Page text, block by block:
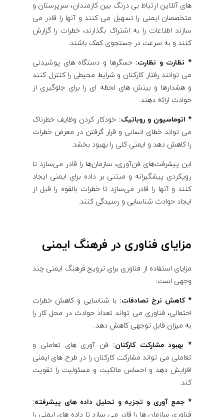
های آنلاین ارتباط بی درنگ بین کارمندان، سرپرستان و
متخصصان ایمنی را تسهیل می کنند و آنها را قادر می
سازند اطلاعات را به اشتراک بگذارند، خطرات را گزارش
کنند و به سرعت در جستجوی کمک باشند.
* نظارت و نظارت: حسگرها و دستگاه های پوشیدنی
می توانند رفتار کارکنان و شرایط محیطی را کنترل کنند
و هشدارها و بینش های لحظه ای را برای جلوگیری از
حوادث ارائه دهند.
* اتوماسیون و روباتیک: خودکار کردن وظایف خطرناک
می تواند خطای انسانی و قرار گرفتن در معرض خطرات
را کاهش دهد و ایمنی کلی را بهبود بخشد.
این پیشرفت‌های فن‌آوری، سازمان‌ها را قادر می‌سازد تا
رویکردی پیشگیرانه و مبتنی بر داده برای ایمنی ایجاد
کنند و آنها را قادر می‌سازد تا خطرات بالقوه را قبل از
ایجاد حوادث شناسایی و رسیدگی کنند.
مزایای فناوری در فرهنگ ایمنی
مزایای استفاده از فناوری برای ترویج فرهنگ ایمنی چند
وجهی است:
* کاهش نرخ تصادفات: با شناسایی و کاهش خطرات
احتمالی، فناوری می تواند تعداد حوادث در محل کار را
به میزان قابل توجهی کاهش دهد.
* بهبود مشارکت کارکنان: فن آوری های تعاملی و
تعاملی می تواند مشارکت کارکنان را در طرح های ایمنی
افزایش دهد و احساس مالکیت و مسئولیت را تقویت
کند.
* جمع آوری و تجزیه و تحلیل داده های پیشرفته:
فناوری سازمان ها را قادر می سازد تا داده های ایمنی را